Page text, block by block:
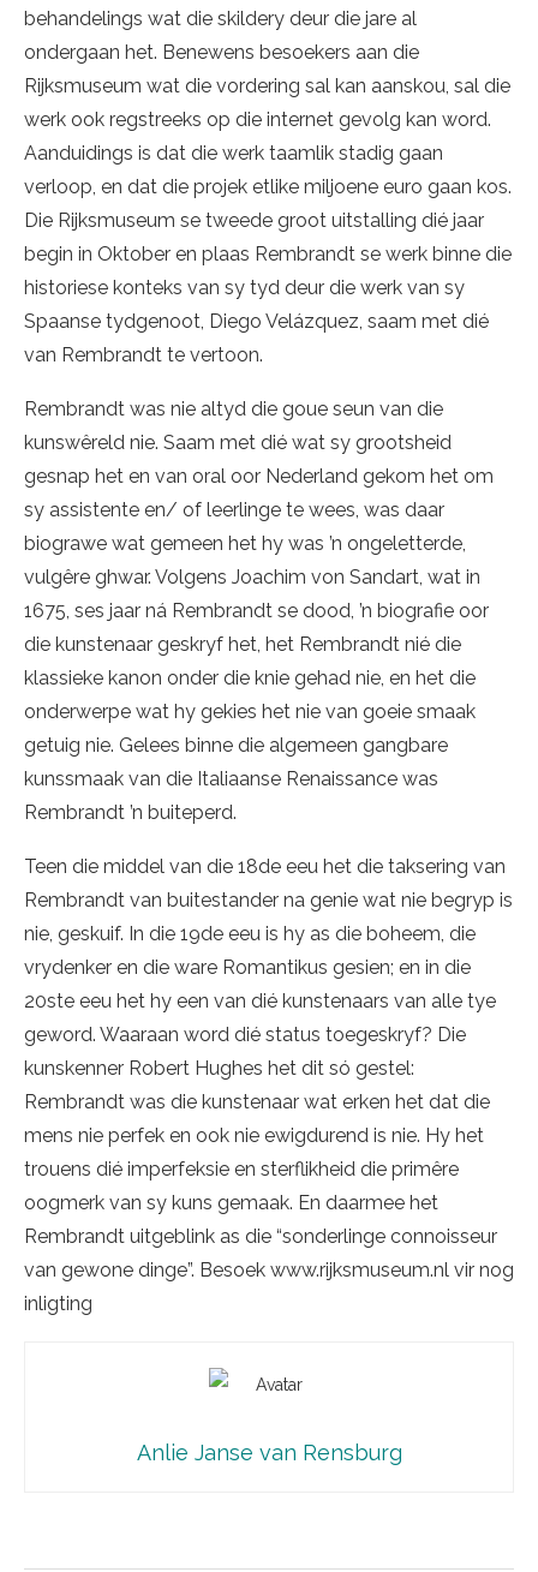
behandelings wat die skildery deur die jare al
ondergaan het. Benewens besoekers aan die
Rijksmuseum wat die vordering sal kan aanskou, sal die
werk ook regstreeks op die internet gevolg kan word.
Aanduidings is dat die werk taamlik stadig gaan
verloop, en dat die projek etlike miljoene euro gaan kos.
Die Rijksmuseum se tweede groot uitstalling dié jaar
begin in Oktober en plaas Rembrandt se werk binne die
historiese konteks van sy tyd deur die werk van sy
Spaanse tydgenoot, Diego Velázquez, saam met dié
van Rembrandt te vertoon.
Rembrandt was nie altyd die goue seun van die
kunswêreld nie. Saam met dié wat sy grootsheid
gesnap het en van oral oor Nederland gekom het om
sy assistente en/ of leerlinge te wees, was daar
biograwe wat gemeen het hy was ’n ongeletterde,
vulgêre ghwar. Volgens Joachim von Sandart, wat in
1675, ses jaar ná Rembrandt se dood, ’n biografie oor
die kunstenaar geskryf het, het Rembrandt nié die
klassieke kanon onder die knie gehad nie, en het die
onderwerpe wat hy gekies het nie van goeie smaak
getuig nie. Gelees binne die algemeen gangbare
kunssmaak van die Italiaanse Renaissance was
Rembrandt ’n buiteperd.
Teen die middel van die 18de eeu het die taksering van
Rembrandt van buitestander na genie wat nie begryp is
nie, geskuif. In die 19de eeu is hy as die boheem, die
vrydenker en die ware Romantikus gesien; en in die
20ste eeu het hy een van dié kunstenaars van alle tye
geword. Waaraan word dié status toegeskryf? Die
kunskenner Robert Hughes het dit só gestel:
Rembrandt was die kunstenaar wat erken het dat die
mens nie perfek en ook nie ewigdurend is nie. Hy het
trouens dié imperfeksie en sterflikheid die primêre
oogmerk van sy kuns gemaak. En daarmee het
Rembrandt uitgeblink as die “sonderlinge connoisseur
van gewone dinge”. Besoek www.rijksmuseum.nl vir nog
inligting
Anlie Janse van Rensburg